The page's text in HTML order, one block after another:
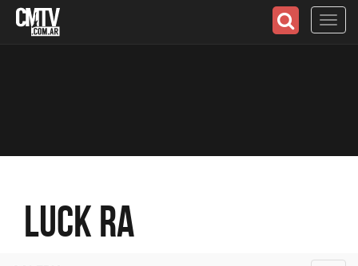
Luck Ra